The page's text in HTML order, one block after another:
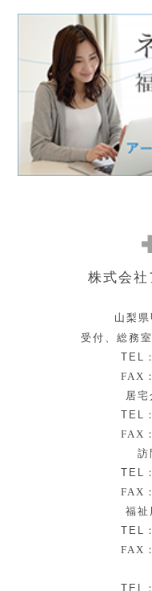
株式会
山梨
受付、総務
TEL
FAX
居
TEL
FAX
訪
TEL
FAX
福祉
TEL
FAX
TEL